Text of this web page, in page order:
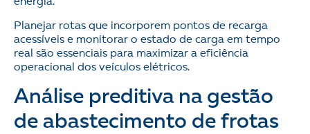
Planejar rotas que incorporem pontos de recarga
acessíveis e monitorar o estado de carga em tempo
real são essenciais para maximizar a eficiência
operacional dos veículos elétricos.
Análise preditiva na gestão
de abastecimento de frotas